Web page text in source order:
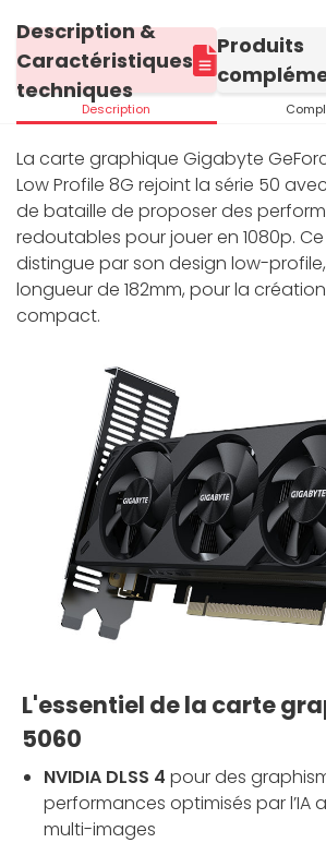
Description &
Caractéristiques
techniques
Description
Produits
La carte graphique Gigabyte
Low Profile 8G rejoint la série 50
de bataille de proposer des
redoutables pour jouer en 1080p.
distingue par son design low-
longueur de 182mm, pour la
compact.
L'essentiel de la carte
5060
NVIDIA DLSS 4 pour des
performances optimisés par l’IA
multi-images